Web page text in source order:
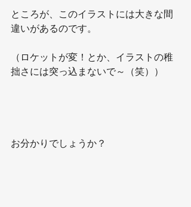
ところが、このイラストには大きな間
違いがあるのです。
（ロケットが変！とか、イラストの稚
拙さには突っ込まないで～（笑））
お分かりでしょうか？